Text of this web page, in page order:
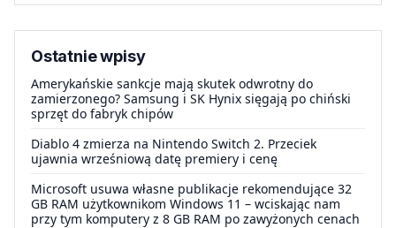
Ostatnie wpisy
Amerykańskie sankcje mają skutek odwrotny do
zamierzonego? Samsung i SK Hynix sięgają po chiński
sprzęt do fabryk chipów
Diablo 4 zmierza na Nintendo Switch 2. Przeciek
ujawnia wrześniową datę premiery i cenę
Microsoft usuwa własne publikacje rekomendujące 32
GB RAM użytkownikom Windows 11 – wciskając nam
przy tym komputery z 8 GB RAM po zawyżonych cenach